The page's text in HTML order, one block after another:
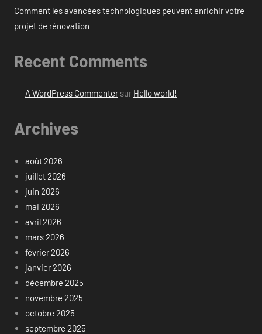
Comment les avancées technologiques peuvent enrichir votre
projet de rénovation
Recent Comments
A WordPress Commentersur Hello world!
Archives
août 2026
juillet 2026
juin 2026
mai 2026
avril 2026
mars 2026
février 2026
janvier 2026
décembre 2025
novembre 2025
octobre 2025
septembre 2025